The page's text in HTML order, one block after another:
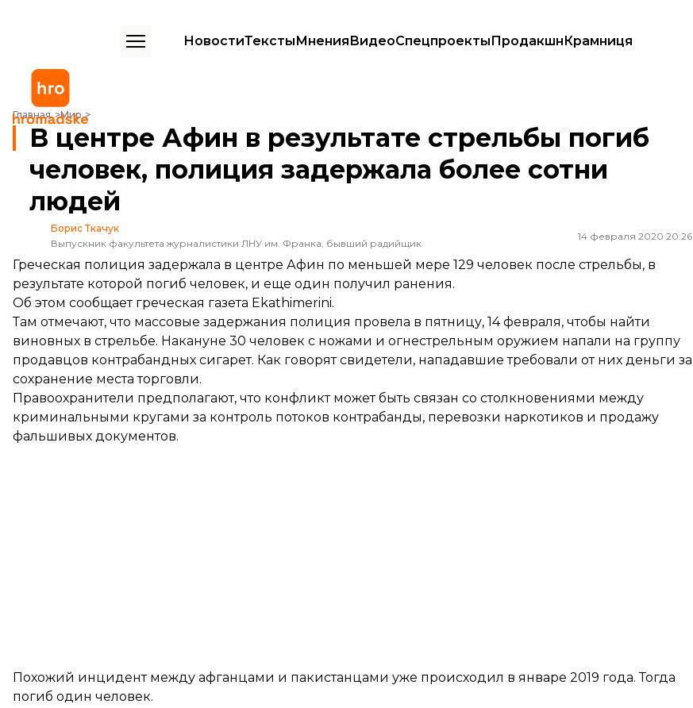
НовостиТекстыМненияВидеоСпецпроектыПродакшнКрамниця
Главная Мир
В центре Афин в результате стрельбы погиб человек, полиция задержала более сотни людей
В центре Афин в результате стрельбы погиб
человек, полиция задержала более сотни
людей
Борис Ткачук
Выпускник факультета журналистики ЛНУ им. Франка, бывший радийщик
14 февраля 2020 20:26
Греческая полиция задержала в центре Афин по меньшей мере 129 человек после стрельбы, в
результате которой погиб человек, и еще один получил ранения.
Об этом сообщаетгреческая газета Ekathimerini.
Там отмечают, что массовые задержания полиция провела в пятницу, 14 февраля, чтобы найти
виновных в стрельбе. Накануне 30 человек с ножами и огнестрельным оружием напали на группу
продавцов контрабандных сигарет. Как говорят свидетели, нападавшие требовали от них деньги за
сохранение места торговли.
Правоохранители предполагают, что конфликт может быть связан со столкновениями между
криминальными кругами за контроль потоков контрабанды, перевозки наркотиков и продажу
фальшивых документов.
Похожий инцидент между афганцами и пакистанцами уже происходил в январе 2019 года. Тогда
погиб один человек.